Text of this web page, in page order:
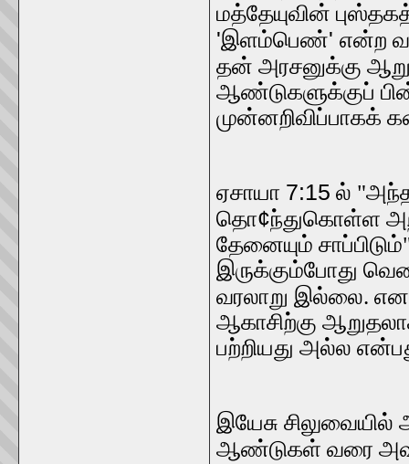
மத்தேயுவின்
'இளம்பெண்' என்ற
தன் அரசனுக்கு
ஆண்டுகளுக்குப்
முன்னறிவிப்பாகக்
ஏசாயா 7:15 ல்
தொ¢ந்துகொள்ள
தேனையும்
இருக்கும்போது
வரலாறு இல்லை.
ஆகாசிற்கு
பற்றியது அல்ல
இயேசு
ஆண்டுகள் வரை